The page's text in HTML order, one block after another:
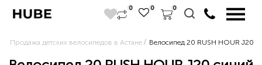
0 0 0
Продажа детских велосипедов в Астане Велосипед 20 RUSH HOUR J20